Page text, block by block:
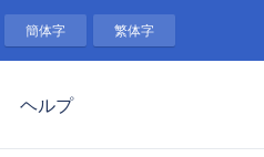
簡体字 繁体字
ヘルプ